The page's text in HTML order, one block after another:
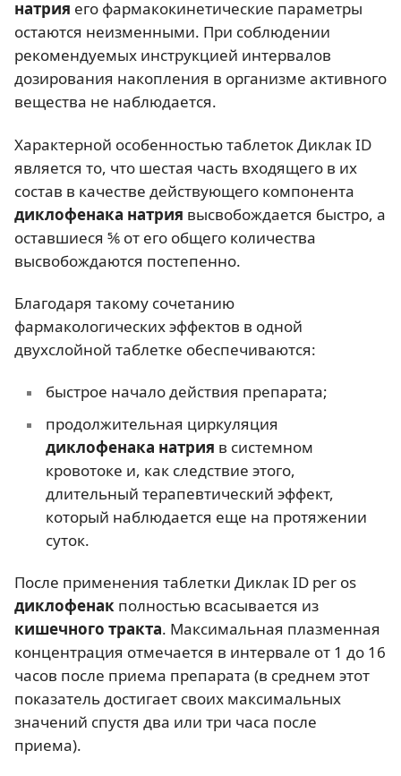
натрия его фармакокинетические параметры
остаются неизменными. При соблюдении
рекомендуемых инструкцией интервалов
дозирования накопления в организме активного
вещества не наблюдается.
Характерной особенностью таблеток Диклак ID
является то, что шестая часть входящего в их
состав в качестве действующего компонента
диклофенака натрия высвобождается быстро, а
оставшиеся ⅚ от его общего количества
высвобождаются постепенно.
Благодаря такому сочетанию
фармакологических эффектов в одной
двухслойной таблетке обеспечиваются:
быстрое начало действия препарата;
продолжительная циркуляция
диклофенака натрия в системном
кровотоке и, как следствие этого,
длительный терапевтический эффект,
который наблюдается еще на протяжении
суток.
После применения таблетки Диклак ID per os
диклофенак полностью всасывается из
кишечного тракта. Максимальная плазменная
концентрация отмечается в интервале от 1 до 16
часов после приема препарата (в среднем этот
показатель достигает своих максимальных
значений спустя два или три часа после
приема).